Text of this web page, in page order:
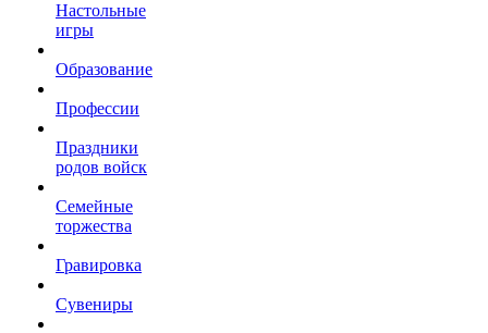
Настольные
игры
Образование
Профессии
Праздники
родов войск
Семейные
торжества
Гравировка
Сувениры